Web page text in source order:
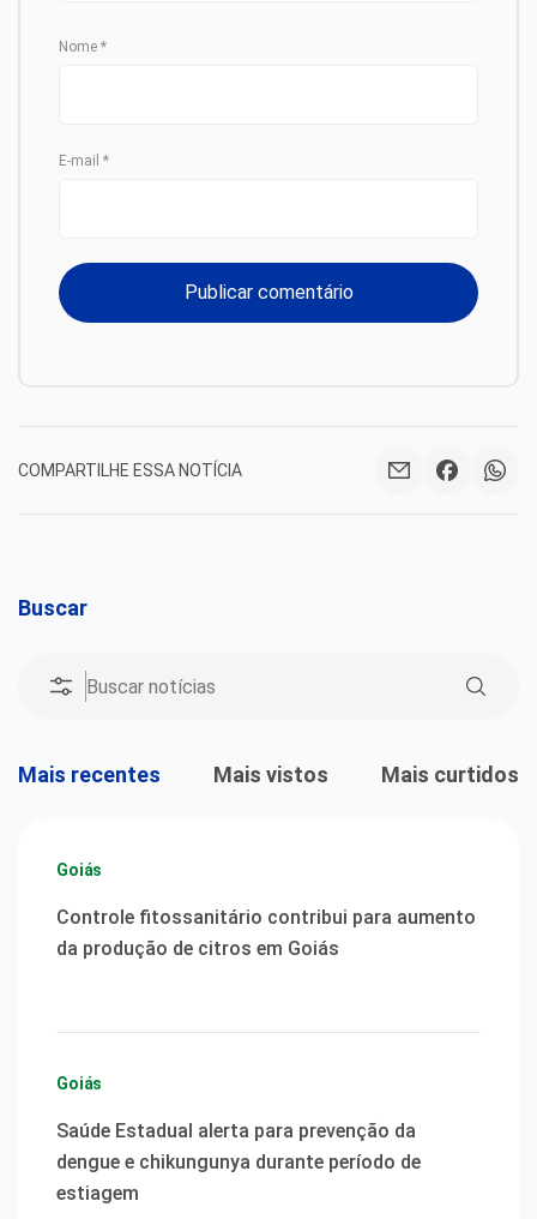
Nome *
E-mail *
COMPARTILHE ESSA NOTÍCIA
Buscar
Mais recentes Mais vistos Mais curtidos
Goiás
Controle fitossanitário contribui para aumento
da produção de citros em Goiás
Goiás
Saúde Estadual alerta para prevenção da
dengue e chikungunya durante período de
estiagem